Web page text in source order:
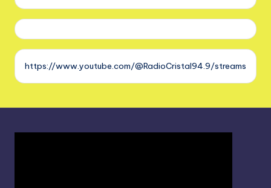
https://www.youtube.com/@RadioCristal94.9/streams